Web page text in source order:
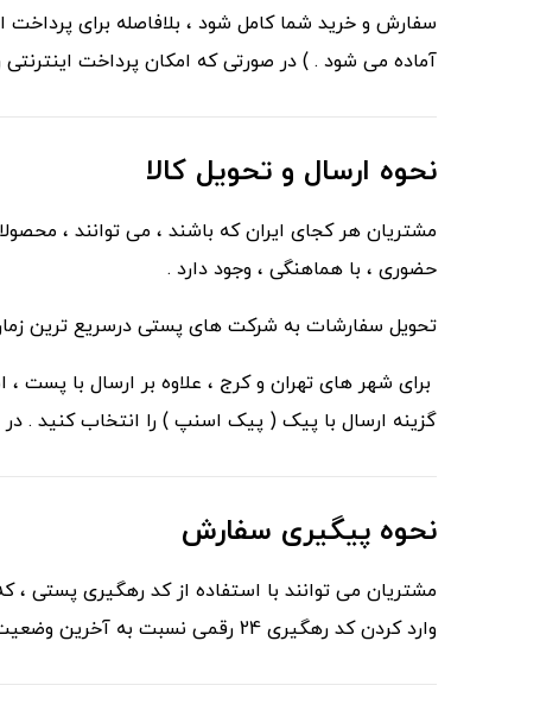
سفارش و خرید شما کامل شود ، بلافاصله برای پرداخت
آماده می شود . ) در صورتی که امکان پرداخت
نحوه ارسال و تحویل کالا
مشتریان هر کجای ایران که باشند ، می توانند ،
حضوری ، با هماهنگی ، وجود دارد .
تحویل سفارشات به شرکت های پستی درسریع ترین
برای شهر های تهران و کرج ، علاوه بر ارسال با
گزینه ارسال با پیک ( پیک اسنپ ) را انتخاب کنید .
نحوه پیگیری سفارش
مشتریان می توانند با استفاده از کد رهگیری پستی
وارد کردن کد رهگیری 24 رقمی نسبت به آخرین وضعیت سفارش در حال ارسال خود ، مطلع شوند .